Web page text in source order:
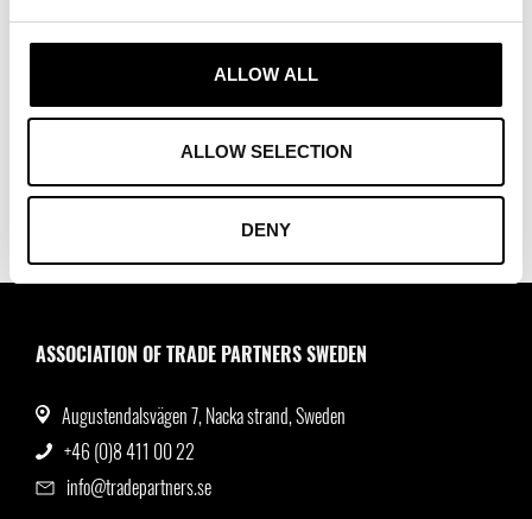
ALLOW ALL
ALLOW SELECTION
DENY
Tycker du att något ska läggas till eller ändras, kontakta oss gärna!
info@tradepartners.se
ASSOCIATION OF TRADE PARTNERS SWEDEN
Augustendalsvägen 7, Nacka strand, Sweden
+46 (0)8 411 00 22
info@tradepartners.se